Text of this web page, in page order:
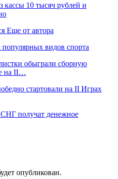
кассы 10 тысяч рублей и
Еще от автора
видов спорта
обыграли сборную
на II…
стартовали на II Играх
получат денежное
опубликован.